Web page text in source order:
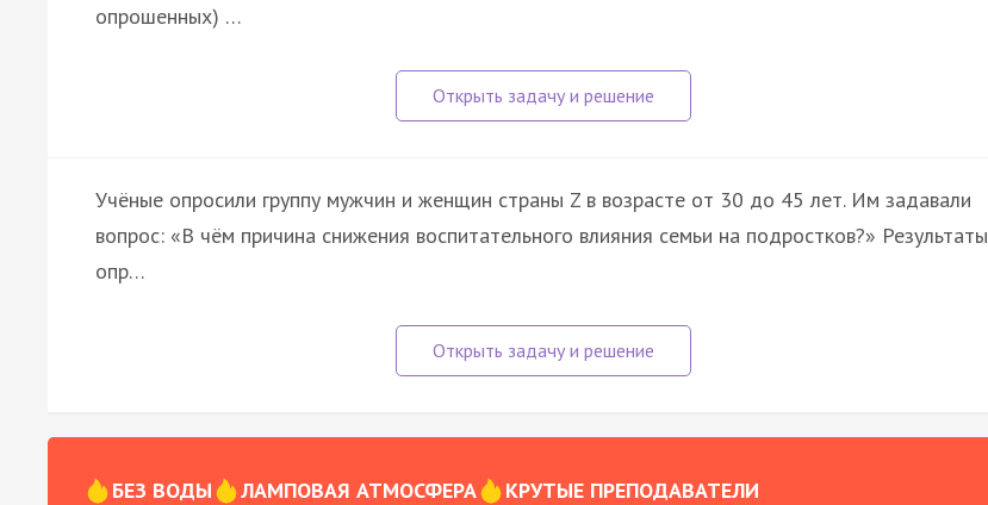
опрошенных) …
Учёные опросили группу мужчин и женщин страны Z в возрасте от 30 до 45 лет. Им задавали
вопрос: «В чём причина снижения воспитательного влияния семьи на подростков?» Результаты
опр…
БЕЗ ВОДЫ ЛАМПОВАЯ АТМОСФЕРА КРУТЫЕ ПРЕПОДАВАТЕЛИ